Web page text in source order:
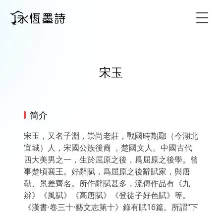
宋玉
简介
宋玉，又名子淵，崇尚老莊，戰國時期鄢（今湖北
宜城）人，宋國公族後裔 ，楚國文人。中國古代
四大美男之一，生於屈原之後，爲屈原之後學。曾
事楚頃襄王。好辭賦，爲屈原之後辭賦家，與唐
勒、景差齊名。所作辭賦甚多，流傳作品有《九
辨》《風賦》《高唐賦》《登徒子好色賦》等。
《漢書·卷三十·藝文志第十》錄有賦16篇。所謂“下